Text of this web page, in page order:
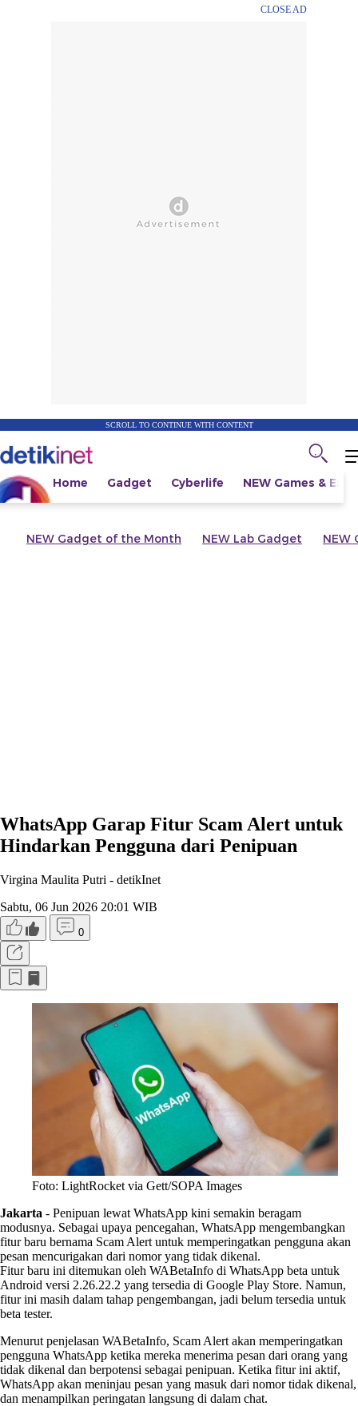
CLOSE AD
SCROLL TO CONTINUE WITH CONTENT
Home Gadget Cyberlife NEW Games &
NEW Gadget of the Month NEW Lab Gadget NEW
WhatsApp Garap Fitur Scam Alert untuk
Hindarkan Pengguna dari Penipuan
Virgina Maulita Putri - detikInet
Sabtu, 06 Jun 2026 20:01 WIB
0
Foto: LightRocket via Gett/SOPA Images
Jakarta - Penipuan lewat WhatsApp kini semakin beragam
modusnya. Sebagai upaya pencegahan, WhatsApp mengembangkan
fitur baru bernama Scam Alert untuk memperingatkan pengguna akan
pesan mencurigakan dari nomor yang tidak dikenal.
Fitur baru ini ditemukan oleh WABetaInfo di WhatsApp beta untuk
Android versi 2.26.22.2 yang tersedia di Google Play Store. Namun,
fitur ini masih dalam tahap pengembangan, jadi belum tersedia untuk
beta tester.
Menurut penjelasan WABetaInfo, Scam Alert akan memperingatkan
pengguna WhatsApp ketika mereka menerima pesan dari orang yang
tidak dikenal dan berpotensi sebagai penipuan. Ketika fitur ini aktif,
WhatsApp akan meninjau pesan yang masuk dari nomor tidak dikenal,
dan menampilkan peringatan langsung di dalam chat.